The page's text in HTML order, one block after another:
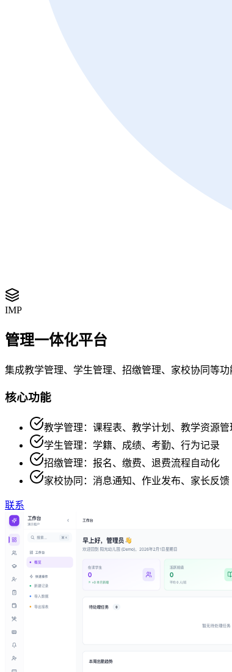
IMP
管理一体化平台
集成教学管理、学生管理、招缴管理、家校协同等
核心功能
教学管理：课程表、教学计划、教学资源管
学生管理：学籍、成绩、考勤、行为记录
招缴管理：报名、缴费、退费流程自动化
家校协同：消息通知、作业发布、家长反馈
联系